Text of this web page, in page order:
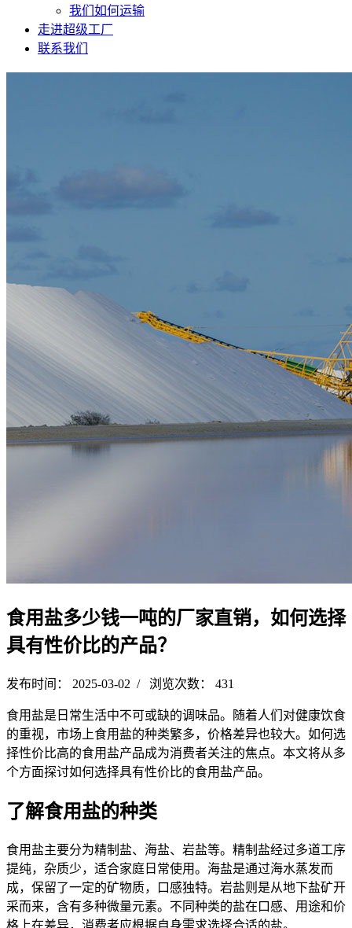
我们如何运输
走进超级工厂
联系我们
食用盐多少钱一吨的厂家直销，如何选择
具有性价比的产品？
发布时间： 2025-03-02 / 浏览次数： 431
食用盐是日常生活中不可或缺的调味品。随着人们对健康饮食
的重视，市场上食用盐的种类繁多，价格差异也较大。如何选
择性价比高的食用盐产品成为消费者关注的焦点。本文将从多
个方面探讨如何选择具有性价比的食用盐产品。
了解食用盐的种类
食用盐主要分为精制盐、海盐、岩盐等。精制盐经过多道工序
提纯，杂质少，适合家庭日常使用。海盐是通过海水蒸发而
成，保留了一定的矿物质，口感独特。岩盐则是从地下盐矿开
采而来，含有多种微量元素。不同种类的盐在口感、用途和价
格上在差异，消费者应根据自身需求选择合适的盐。